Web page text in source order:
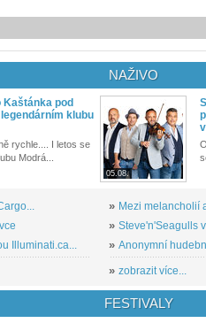
pod
klubu
rychle.... I letos se
Modrá...
Illuminati.ca...
NAŽIVO
05.08.
» Mezi melancholií
» Steve'n'Seagulls
» Anonymní
» zobrazit více...
FESTIVALY